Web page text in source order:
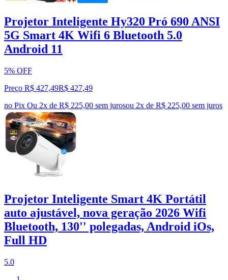
Projetor Inteligente Hy320 Pró 690 ANSI
5G Smart 4K Wifi 6 Bluetooth 5.0
Android 11
5% OFF
Preço R$ 427,49R$ 427,49
no Pix Ou 2x de R$ 225,00 sem jurosou 2x de R$ 225,00 sem juros
Projetor Inteligente Smart 4K Portátil
auto ajustável, nova geração 2026 Wifi
Bluetooth, 130'' polegadas, Android iOs,
Full HD
5.0